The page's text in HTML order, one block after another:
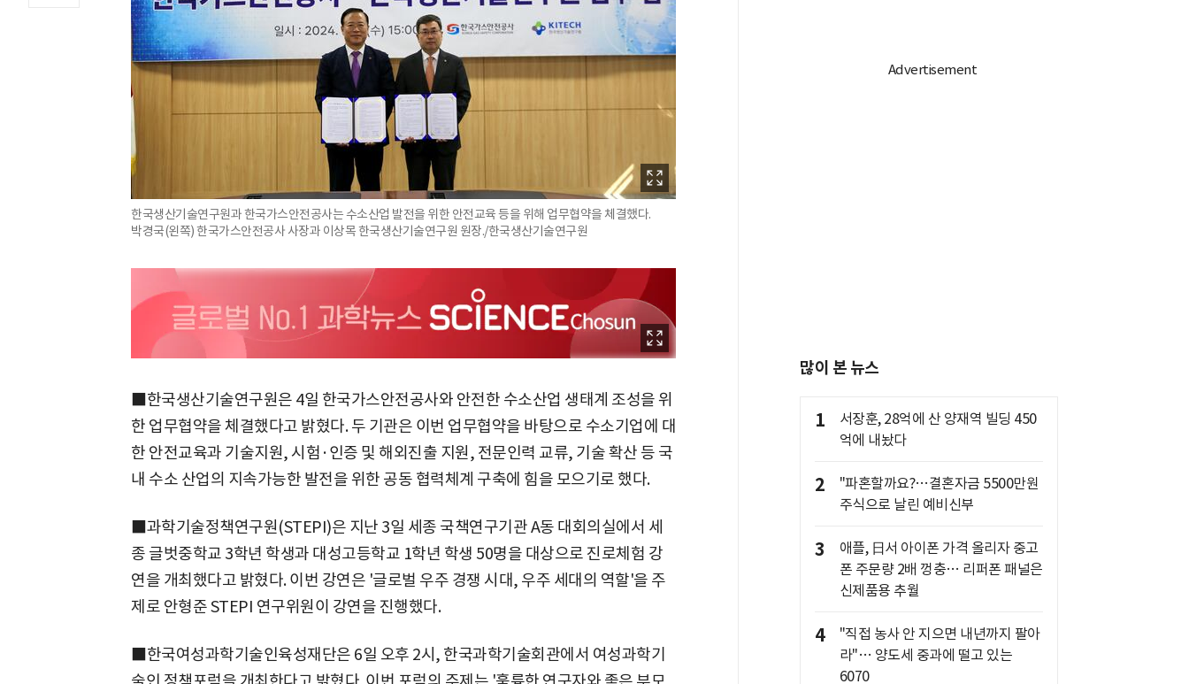
한국생산기술연구원과 한국가스안전공사는 수소산업 발전을 위한 안전교육 등을 위해 업무협약을 체결했다.
박경국(왼쪽) 한국가스안전공사 사장과 이상목 한국생산기술연구원 원장./한국생산기술연구원
■한국생산기술연구원은 4일 한국가스안전공사와 안전한 수소산업 생태계 조성을 위
한 업무협약을 체결했다고 밝혔다. 두 기관은 이번 업무협약을 바탕으로 수소기업에 대
한 안전교육과 기술지원, 시험·인증 및 해외진출 지원, 전문인력 교류, 기술 확산 등 국
내 수소 산업의 지속가능한 발전을 위한 공동 협력체계 구축에 힘을 모으기로 했다.
■과학기술정책연구원(STEPI)은 지난 3일 세종 국책연구기관 A동 대회의실에서 세
종 글벗중학교 3학년 학생과 대성고등학교 1학년 학생 50명을 대상으로 진로체험 강
연을 개최했다고 밝혔다. 이번 강연은 '글로벌 우주 경쟁 시대, 우주 세대의 역할'을 주
제로 안형준 STEPI 연구위원이 강연을 진행했다.
■한국여성과학기술인육성재단은 6일 오후 2시, 한국과학기술회관에서 여성과학기
많이 본 뉴스
1
서장훈, 28억에 산 양재역 빌딩 450
억에 내놨다
2
"파혼할까요?…결혼자금 5500만원
주식으로 날린 예비신부
3
애플, 日서 아이폰 가격 올리자 중고
폰 주문량 2배 껑충… 리퍼폰 패널은
신제품용 추월
4
"직접 농사 안 지으면 내년까지 팔아
라"… 양도세 중과에 떨고 있는
6070